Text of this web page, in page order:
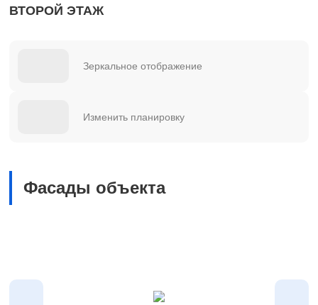
ВТОРОЙ ЭТАЖ
Зеркальное отображение
Изменить планировку
Фасады объекта